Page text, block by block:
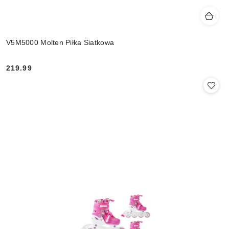
V5M5000 Molten Piłka Siatkowa
Cena:
219.99